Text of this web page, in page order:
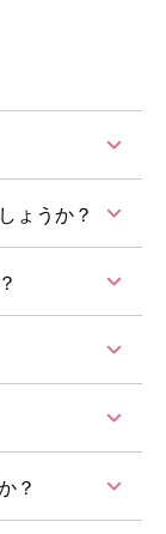
ょうか？
す。
ントへお声
と『ご宿泊
到着予定日
済を承って
？